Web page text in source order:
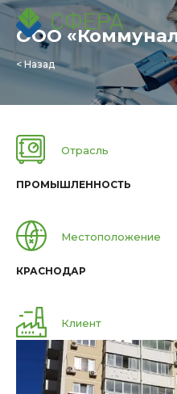
< Назад
Отрасль
ПРОМЫШЛЕННОСТЬ
Местоположение
КРАСНОДАР
Клиент
ООО «КОММУНАЛЬНАЯ